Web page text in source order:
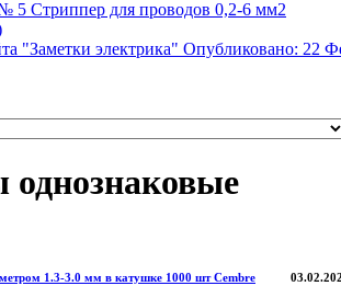
"Заметки электрика" Опубликовано: 22
1.3-3.0 мм в катушке 1000 шт Cembre